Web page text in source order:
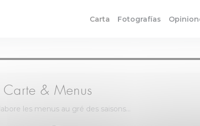
Carta Fotografías
Carte & Menus
les menus au gré des saisons...